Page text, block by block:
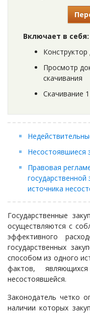
Включает в себя:
Просмотр
скачивания
Скачивание
Несостоявшиеся
Правовая
источника
Государственные
осуществляются с
эффективного
государственных
способом из одного
фактов,
несостоявшейся.
Законодатель четко
наличии которых